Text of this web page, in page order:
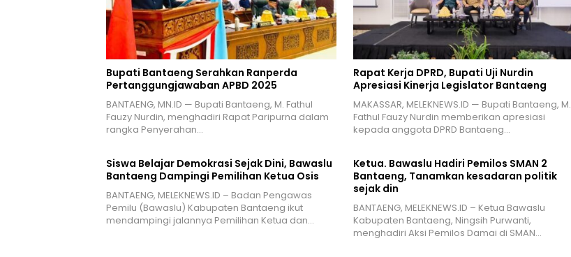
Bupati Bantaeng Serahkan Ranperda
Pertanggungjawaban APBD 2025
BANTAENG, MN.ID — Bupati Bantaeng, M. Fathul
Fauzy Nurdin, menghadiri Rapat Paripurna dalam
rangka Penyerahan…
Rapat Kerja DPRD, Bupati Uji Nurdin
Apresiasi Kinerja Legislator Bantaeng
MAKASSAR, MELEKNEWS.ID — Bupati Bantaeng, M.
Fathul Fauzy Nurdin memberikan apresiasi
kepada anggota DPRD Bantaeng…
Siswa Belajar Demokrasi Sejak Dini, Bawaslu
Bantaeng Dampingi Pemilihan Ketua Osis
BANTAENG, MELEKNEWS.ID – Badan Pengawas
Pemilu (Bawaslu) Kabupaten Bantaeng ikut
mendampingi jalannya Pemilihan Ketua dan…
Ketua. Bawaslu Hadiri Pemilos SMAN 2
Bantaeng, Tanamkan kesadaran politik
sejak din
BANTAENG, MELEKNEWS.ID – Ketua Bawaslu
Kabupaten Bantaeng, Ningsih Purwanti,
menghadiri Aksi Pemilos Damai di SMAN…